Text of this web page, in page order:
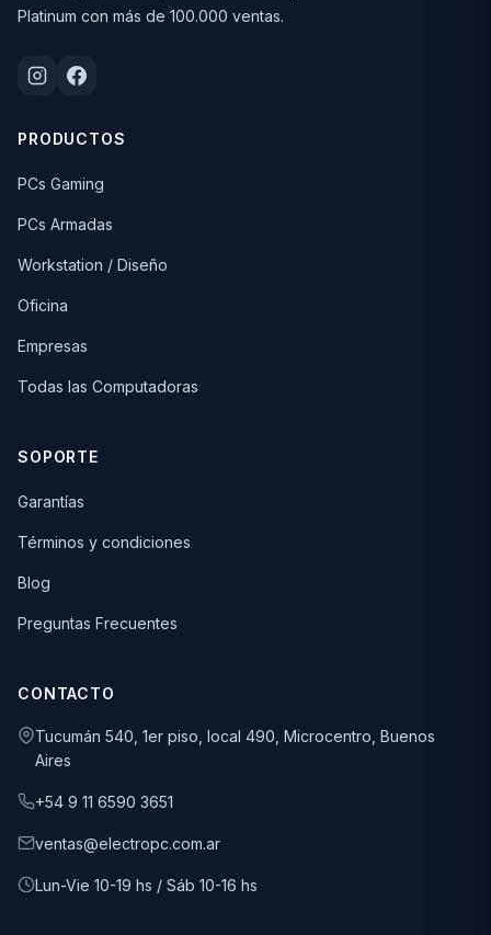
Platinum con más de 100.000 ventas.
PRODUCTOS
PCs Gaming
PCs Armadas
Workstation / Diseño
Oficina
Empresas
Todas las Computadoras
SOPORTE
Garantías
Términos y condiciones
Blog
Preguntas Frecuentes
CONTACTO
Tucumán 540, 1er piso, local 490, Microcentro, Buenos
Aires
+54 9 11 6590 3651
ventas@electropc.com.ar
Lun-Vie 10-19 hs / Sáb 10-16 hs